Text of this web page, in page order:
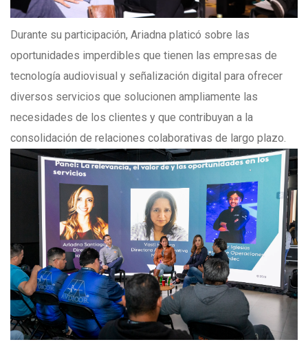
Durante su participación, Ariadna platicó sobre las
oportunidades imperdibles que tienen las empresas de
tecnología audiovisual y señalización digital para ofrecer
diversos servicios que solucionen ampliamente las
necesidades de los clientes y que contribuyan a la
consolidación de relaciones colaborativas de largo plazo.